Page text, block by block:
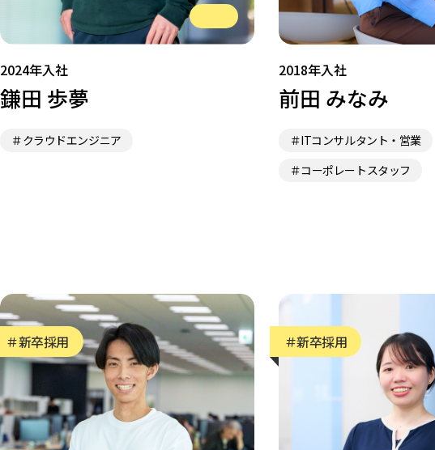
2024年入社
鎌田 歩夢
＃クラウドエンジニア
2018年入社
前田 みなみ
＃ITコンサルタント・営業
＃コーポレートスタッフ
＃新卒採用 ＃新卒採用